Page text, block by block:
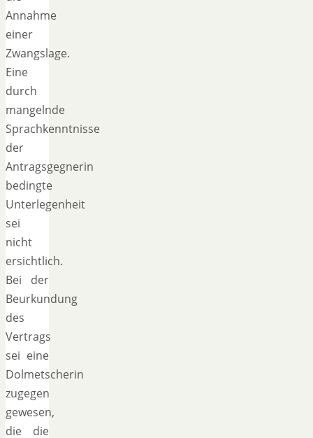
Annahme
einer
Zwangslage.
Eine
durch
mangelnde
Sprachkenntnisse
der
Antragsgegnerin
bedingte
Unterlegenheit
sei
nicht
ersichtlich.
Bei der
Beurkundung
des
Vertrags
sei eine
Dolmetscherin
zugegen
gewesen,
die die